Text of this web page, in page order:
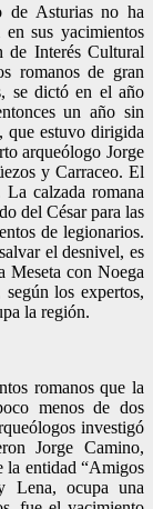
de Asturias no ha
sus yacimientos
de Interés Cultural
romanos de gran
se dictó en el año
un año sin
que estuvo dirigida
arqueólogo Jorge
y Carraceo. El
calzada romana
del César para las
de legionarios.
el desnivel, es
Meseta con Noega
los expertos,
la región.
romanos que la
menos de dos
investigó
Jorge Camino,
la entidad “Amigos
Lena, ocupa una